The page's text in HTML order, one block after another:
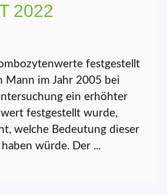
2022
festgestellt
Mann im Jahr 2005 bei
ein erhöhter
festgestellt wurde,
welche Bedeutung dieser
würde. Der ...